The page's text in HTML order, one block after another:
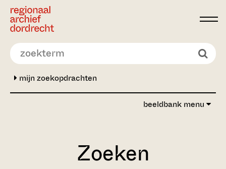
Ga direct naar de inhoud
mijn zoekopdrachten
beeldbank menu
Zoeken